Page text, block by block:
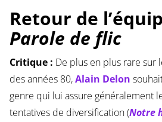
Retour de
Parole de flic
Critique : De plus en plus rare sur
des années 80,Alain Delon
genre qui lui assure généralement
tentatives de diversification (Notre